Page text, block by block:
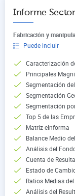
Informe
Fabricación y
Puede incluir
Caracterización
Principales
Segmentación
Segmentación
Segmentación
Top 5 de las
Matriz eInforma
Balance Medio
Análisis del
Cuenta de
Estado de
Ratios Medias
Análisis del